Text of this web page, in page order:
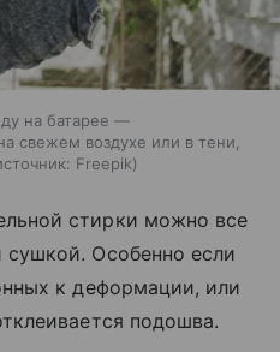
на батарее —
свежем воздухе или в тени,
Freepik
стирки можно все
сушкой. Особенно если
к деформации, или
подошва.